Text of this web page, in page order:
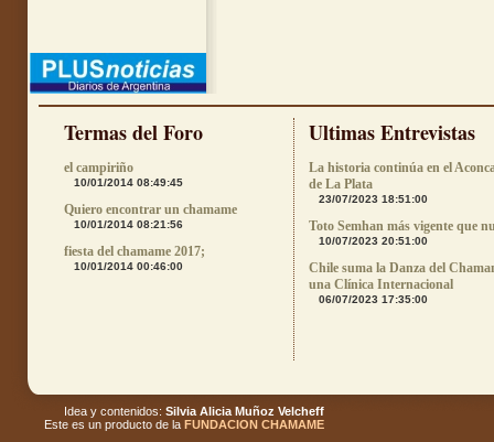
Termas del Foro
el campiriño
10/01/2014 08:49:45
Quiero encontrar un chamame
10/01/2014 08:21:56
fiesta del chamame 2017;
10/01/2014 00:46:00
Ultimas Entrevistas
La historia continúa en el
de La Plata
23/07/2023 18:51:00
Toto Semhan más vigente que
10/07/2023 20:51:00
Chile suma la Danza del
una Clínica Internacional
06/07/2023 17:35:00
Idea y contenidos: Silvia Alicia Muñoz Velcheff
Este es un producto de la FUNDACION CHAMAME